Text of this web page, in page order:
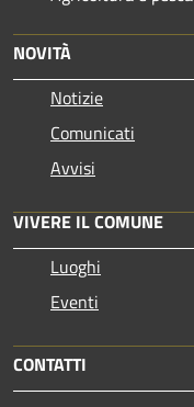
NOVITÀ
Notizie
Comunicati
Avvisi
VIVERE IL COMUNE
Luoghi
Eventi
CONTATTI